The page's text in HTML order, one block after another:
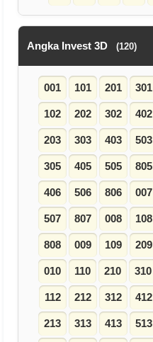
Angka Invest 3D (120)
001 101 201 301
102 202 302 402
203 303 403 503
305 405 505 805
406 506 806 007
507 807 008 108
808 009 109 209
010 110 210 310
112 212 312 412
213 313 413 513